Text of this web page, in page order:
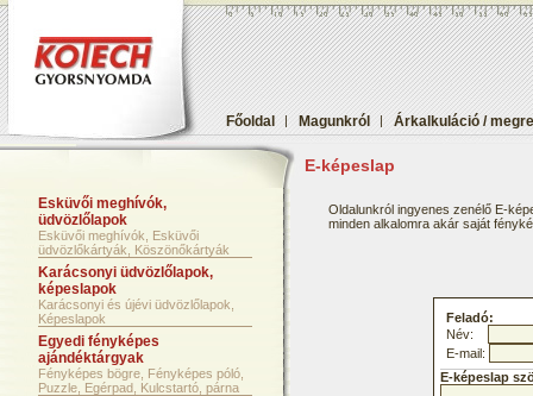
Főoldal | Magunkról | Árkalkuláció /
E-képeslap
Esküvői meghívók,
üdvözlőlapok
Esküvői meghívók, Esküvői
üdvözlőkártyák, Köszönőkártyák
Karácsonyi üdvözlőlapok,
képeslapok
Karácsonyi és újévi üdvözlőlapok,
Képeslapok
Egyedi fényképes
ajándéktárgyak
Fényképes bögre, Fényképes póló,
Puzzle, Egérpad, Kulcstartó, párna
Oldalunkról ingyenes zenélő E-
minden alkalomra akár saját
Feladó:
Név:
E-mail:
E-képeslap